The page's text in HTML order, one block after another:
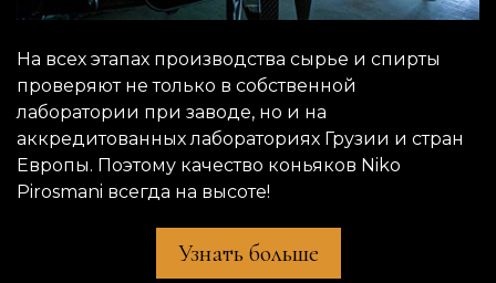
На всех этапах производства сырье и спирты
проверяют не только в собственной
лаборатории при заводе, но и на
аккредитованных лабораториях Грузии и стран
Европы. Поэтому качество коньяков Niko
Pirosmani всегда на высоте!
Узнать больше